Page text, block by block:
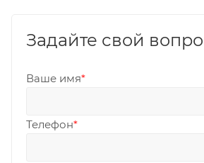
Задайте свой
Ваше имя*
Телефон*